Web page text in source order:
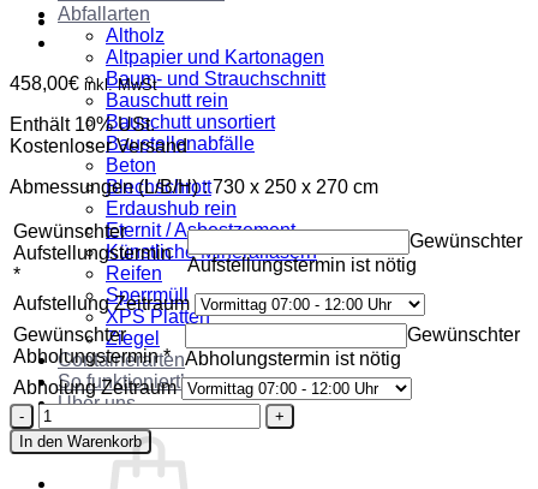
Abfallarten
Altholz
Altpapier und Kartonagen
Baum- und Strauchschnitt
Bauschutt rein
Bauschutt unsortiert
Baustellenabfälle
Beton
Blechschrott
Erdaushub rein
Eternit / Asbestzement
Künstliche Mineralfasern
Reifen
Sperrmüll
XPS Platten
Ziegel
Containerarten
So funktioniert’s
Über uns
Kontakt
458,00€ inkl. MwSt
Enthält 10% USt.
Kostenloser Versand
Abmessungen (L/B/H) : 730 x 250 x 270 cm
Gewünschter
Aufstellungstermin
*
Gewünschter
Aufstellungstermin ist nötig
Aufstellung Zeitraum
Gewünschter
Abholungstermin*
Gewünschter
Abholungstermin ist nötig
Abholung Zeitraum
Container
Typ
40
Menge
In den Warenkorb